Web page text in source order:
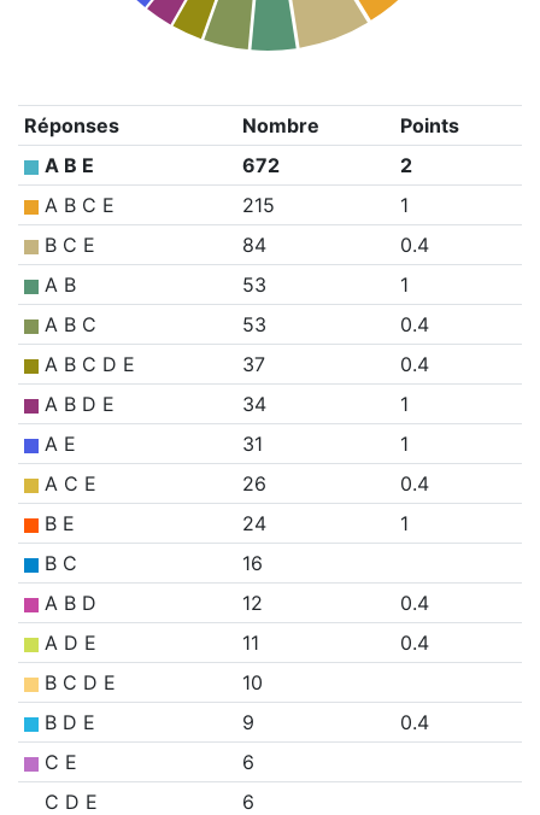
Réponses Nombre
Points
A B E
672
2
A B C E
215
1
B C E
84
0.4
A B
53
1
A B C
53
0.4
A B C D E
37
0.4
A B D E
34
1
A E
31
1
A C E
26
0.4
B E
24
1
B C
16
A B D
12
0.4
A D E
11
0.4
B C D E
10
B D E
9
0.4
C E
6
C D E
6